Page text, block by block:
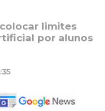
colocar limites
por alunos